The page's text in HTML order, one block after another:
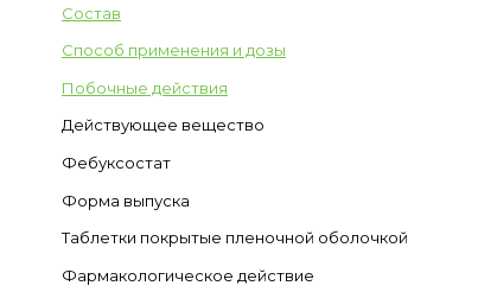
Состав
Способ применения и дозы
Побочные действия
Действующее вещество
Фебуксостат
Форма выпуска
Таблетки покрытые пленочной оболочкой
Фармакологическое действие